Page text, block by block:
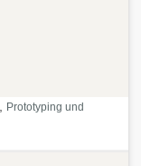
Prototyping und